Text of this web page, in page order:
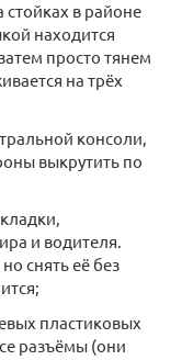
в районе
находится
просто тянем
на трёх
консоли,
выкрутить по
и водителя.
снять её без
пластиковых
разъёмы (они